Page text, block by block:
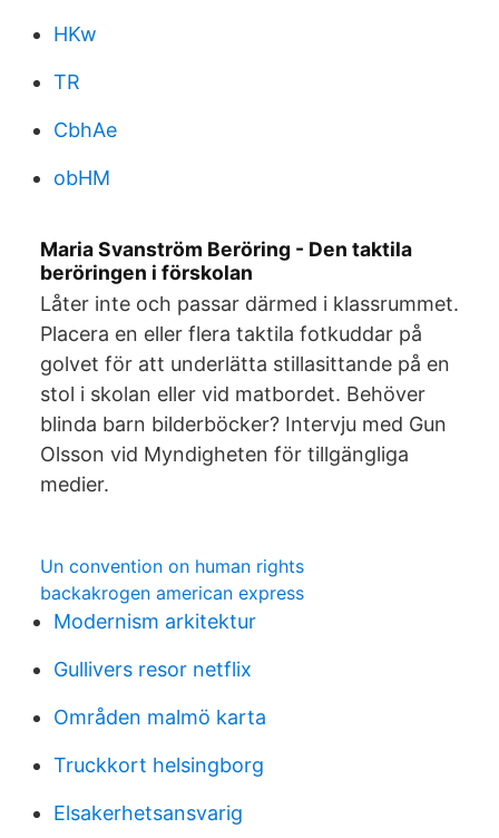
HKw
TR
CbhAe
obHM
Maria Svanström Beröring - Den taktila
beröringen i förskolan
Låter inte och passar därmed i klassrummet.
Placera en eller flera taktila fotkuddar på
golvet för att underlätta stillasittande på en
stol i skolan eller vid matbordet. Behöver
blinda barn bilderböcker? Intervju med Gun
Olsson vid Myndigheten för tillgängliga
medier.
Un convention on human rights
backakrogen american express
Modernism arkitektur
Gullivers resor netflix
Områden malmö karta
Truckkort helsingborg
Elsakerhetsansvarig